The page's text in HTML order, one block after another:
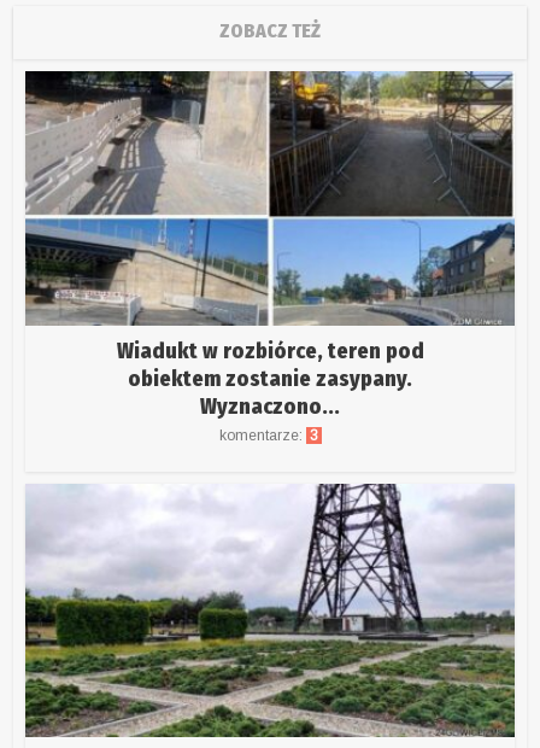
ZOBACZ TEŻ
Wiadukt w rozbiórce, teren pod
obiektem zostanie zasypany.
Wyznaczono...
komentarze: 3